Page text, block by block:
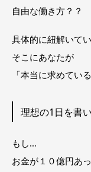
自由な働き方？？
具体的に紐解いて
そこにあなたが
「本当に求めてい
理想の1日を書
もし…
お金が１０億円あ